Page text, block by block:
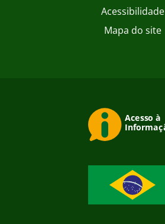
Acessibilidade
Mapa do site